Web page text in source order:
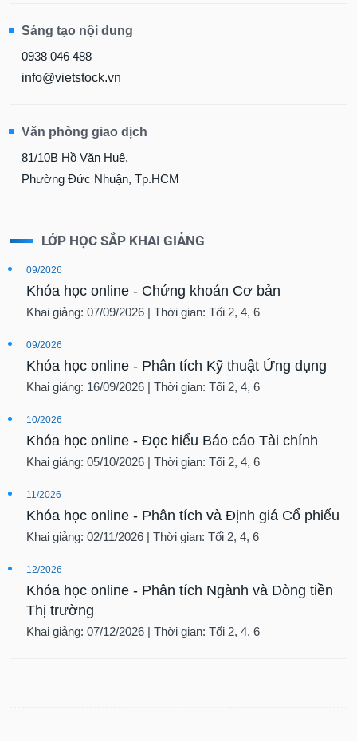
Sáng tạo nội dung
0938 046 488
info@vietstock.vn
Văn phòng giao dịch
81/10B Hồ Văn Huê,
Phường Đức Nhuận, Tp.HCM
LỚP HỌC SẮP KHAI GIẢNG
09/2026
Khóa học online - Chứng khoán Cơ bản
Khai giảng: 07/09/2026 | Thời gian: Tối 2, 4, 6
09/2026
Khóa học online - Phân tích Kỹ thuật Ứng dụng
Khai giảng: 16/09/2026 | Thời gian: Tối 2, 4, 6
10/2026
Khóa học online - Đọc hiểu Báo cáo Tài chính
Khai giảng: 05/10/2026 | Thời gian: Tối 2, 4, 6
11/2026
Khóa học online - Phân tích và Định giá Cổ phiếu
Khai giảng: 02/11/2026 | Thời gian: Tối 2, 4, 6
12/2026
Khóa học online - Phân tích Ngành và Dòng tiền
Thị trường
Khai giảng: 07/12/2026 | Thời gian: Tối 2, 4, 6